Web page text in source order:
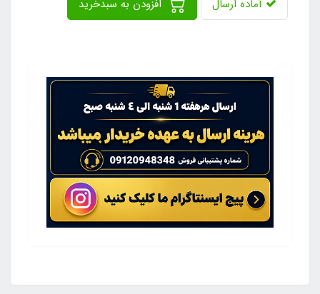
آماده ارسال